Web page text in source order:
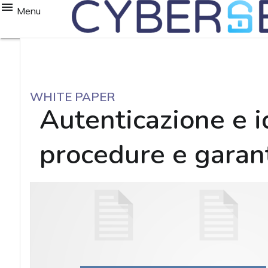
Menu
WHITE PAPER
Autenticazione e
procedure e